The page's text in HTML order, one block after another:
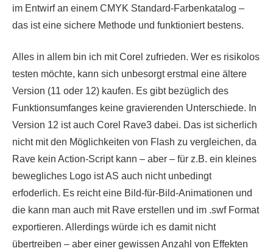
im Entwirf an einem CMYK Standard-Farbenkatalog –
das ist eine sichere Methode und funktioniert bestens.
Alles in allem bin ich mit Corel zufrieden. Wer es risikolos
testen möchte, kann sich unbesorgt erstmal eine ältere
Version (11 oder 12) kaufen. Es gibt bezüglich des
Funktionsumfanges keine gravierenden Unterschiede. In
Version 12 ist auch Corel Rave3 dabei. Das ist sicherlich
nicht mit den Möglichkeiten von Flash zu vergleichen, da
Rave kein Action-Script kann – aber – für z.B. ein kleines
bewegliches Logo ist AS auch nicht unbedingt
erfoderlich. Es reicht eine Bild-für-Bild-Animationen und
die kann man auch mit Rave erstellen und im .swf Format
exportieren. Allerdings würde ich es damit nicht
übertreiben – aber einer gewissen Anzahl von Effekten